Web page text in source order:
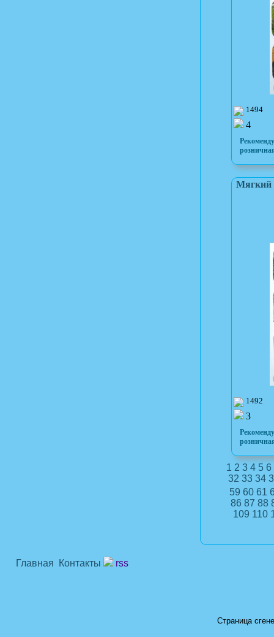
1494
4
Мягкий
1492
3
1 2 3 4 5 6
32 33 34
59 60 61
86 87 88
109 110
Главная Контакты rss
Страница